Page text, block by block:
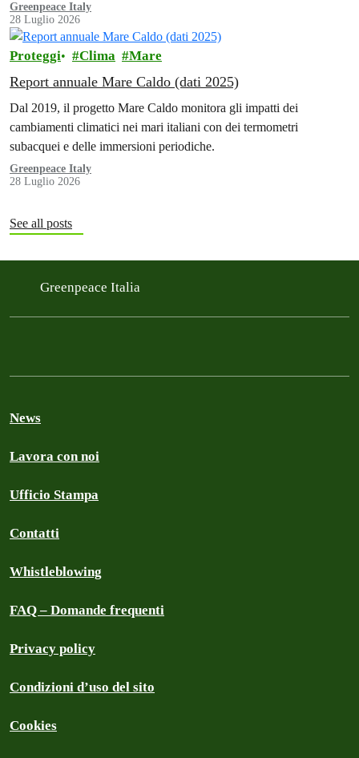
Greenpeace Italy
28 Luglio 2026
Proteggi Clima Mare
Report annuale Mare Caldo (dati 2025)
Dal 2019, il progetto Mare Caldo monitora gli impatti dei
cambiamenti climatici nei mari italiani con dei termometri
subacquei e delle immersioni periodiche.
Greenpeace Italy
28 Luglio 2026
See all posts
Greenpeace Italia
News
Lavora con noi
Ufficio Stampa
Contatti
Whistleblowing
FAQ – Domande frequenti
Privacy policy
Condizioni d’uso del sito
Cookies